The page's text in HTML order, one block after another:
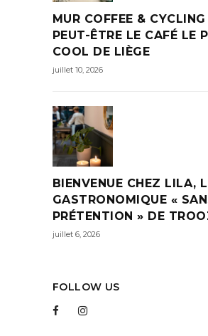
MUR COFFEE & CYCLING
PEUT-ÊTRE LE CAFÉ LE
COOL DE LIÈGE
juillet 10, 2026
BIENVENUE CHEZ LILA,
GASTRONOMIQUE «
PRÉTENTION » DE
juillet 6, 2026
FOLLOW US